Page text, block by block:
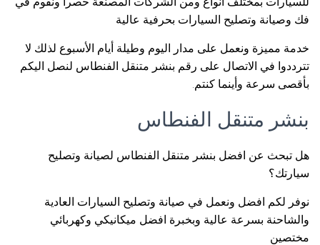
فك وصيانة وتصليح السيارات بحرفية عالية
خدمة مميزة ونعمل على مدار اليوم وطيلة أيام الأسبوع لذلك لا
تترددوا في الاتصال على رقم بنشر متنقل الفنطاس لنصل اليكم
بأقصى سرعة وأينما كنتم.
بنشر متنقل الفنطاس
هل تبحث عن افضل بنشر متنقل الفنطاس لصيانة وتصليح
سيارتك؟
نوفر لكم افضل ونعمل في صيانة وتصليح السيارات العادية
والشاحنة بسرعة عالية وبخبرة افضل ميكانيكي وكهربائي
مختصين